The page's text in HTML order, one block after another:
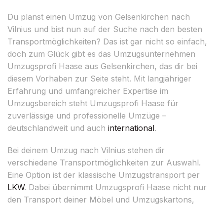
Du planst einen Umzug von Gelsenkirchen nach
Vilnius und bist nun auf der Suche nach den besten
Transportmöglichkeiten? Das ist gar nicht so einfach,
doch zum Glück gibt es das Umzugsunternehmen
Umzugsprofi Haase aus Gelsenkirchen, das dir bei
diesem Vorhaben zur Seite steht. Mit langjähriger
Erfahrung und umfangreicher Expertise im
Umzugsbereich steht Umzugsprofi Haase für
zuverlässige und professionelle Umzüge –
deutschlandweit und auch international.
Bei deinem Umzug nach Vilnius stehen dir
verschiedene Transportmöglichkeiten zur Auswahl.
Eine Option ist der klassische Umzugstransport per
LKW. Dabei übernimmt Umzugsprofi Haase nicht nur
den Transport deiner Möbel und Umzugskartons,